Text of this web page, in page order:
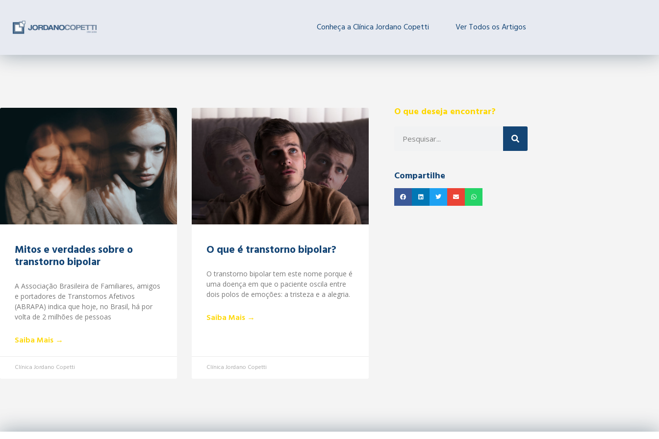
Conheça a Clínica Jordano Copetti Ver Todos os Artigos
Mitos e verdades sobre o
transtorno bipolar
A Associação Brasileira de Familiares, amigos
e portadores de Transtornos Afetivos
(ABRAPA) indica que hoje, no Brasil, há por
volta de 2 milhões de pessoas
Saiba Mais →
Clínica Jordano Copetti
O que é transtorno bipolar?
O transtorno bipolar tem este nome porque é
uma doença em que o paciente oscila entre
dois polos de emoções: a tristeza e a alegria.
Saiba Mais →
Clínica Jordano Copetti
O que deseja encontrar?
Compartilhe